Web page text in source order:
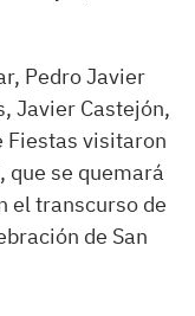
Pedro Javier
Javier Castejón,
Fiestas visitaron
que se quemará
el transcurso de
de San